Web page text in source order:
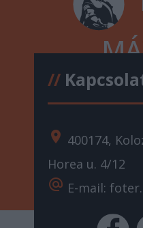
//
location_on 400174,
Horea u. 4/12
alternate_email E-mail: